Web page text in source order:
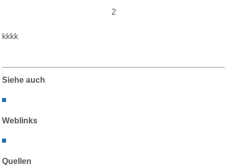
2
kkkk
Siehe auch
Weblinks
Quellen